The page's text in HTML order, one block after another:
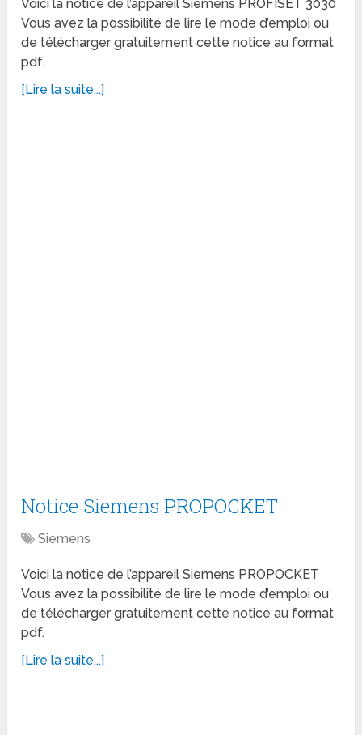
Voici la notice de l’appareil Siemens PROFISET 3030
Vous avez la possibilité de lire le mode d’emploi ou
de télécharger gratuitement cette notice au format
pdf.
[Lire la suite...]
Notice Siemens PROPOCKET
Siemens
Voici la notice de l’appareil Siemens PROPOCKET
Vous avez la possibilité de lire le mode d’emploi ou
de télécharger gratuitement cette notice au format
pdf.
[Lire la suite...]